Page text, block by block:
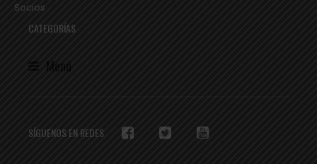
Socios
CATEGORÍAS
Menú
SÍGUENOS EN REDES